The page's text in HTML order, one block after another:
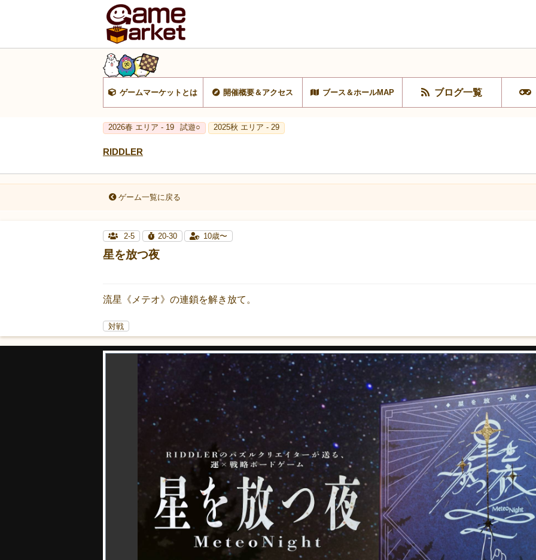
ゲームマーケットとは 開催概要＆アクセス ブース＆ホールMAP ブログ一覧
2026春 エリア - 19 試遊○ 2025秋 エリア - 29
RIDDLER
ゲーム一覧に戻る
2-5 20-30 10歳〜
星を放つ夜
流星《メテオ》の連鎖を解き放て。
対戦